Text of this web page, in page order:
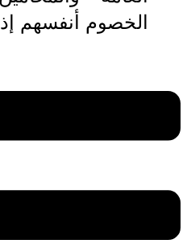
الخصوم أنفسهم